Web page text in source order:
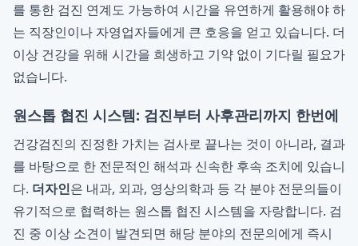
를 통한 검진 연계도 가능하여 시간을 유연하게 활용해야 하
는 직장인이나 자영업자들에게 큰 호응을 얻고 있습니다. 더
이상 건강을 위해 시간을 희생하고 기약 없이 기다릴 필요가
없습니다.
원스톱 협진 시스템: 검진부터 사후관리까지 한번에
건강검진의 진정한 가치는 검사로 끝나는 것이 아니라, 결과
를 바탕으로 한 전문적인 해석과 신속한 후속 조치에 있습니
다. 더자인은 내과, 외과, 영상의학과 등 각 분야 전문의들이
유기적으로 협력하는 원스톱 협진 시스템을 자랑합니다. 검
진 중 이상 소견이 발견되면 해당 분야의 전문의에게 즉시